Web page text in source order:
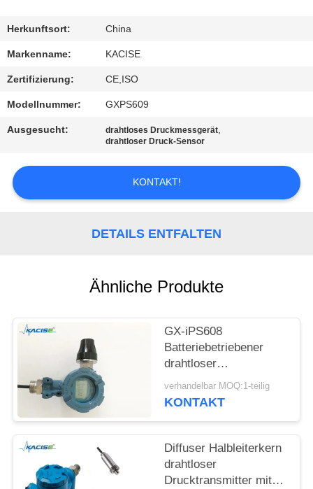
SIE
MIT
UNS
IN
VERBINDUNG
NACHRICHTEN
SITEMAP
DATENSCHUTZRICHTLINIE
Herkunftsort: China
Markenname: KACISE
Zertifizierung: CE,ISO
Modellnummer: GXPS609
Ausgesucht: drahtloses Druckmessgerät,
drahtloser Druck-Sensor
KONTAKT!
DETAILS ENTFALTEN
Ähnliche Produkte
GX-iPS608
Batteriebetriebener
drahtloser
Drucktransmitter mit
Zigbee-
verhandelbar MOQ:1-teilig
KONTAKT
Diffuser Halbleiterkern
drahtloser
Drucktransmitter mit